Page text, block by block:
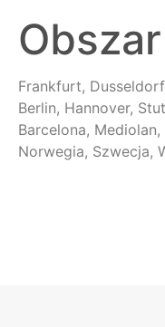
Frankfurt,
Berlin, Hannover,
Barcelona,
Norwegia, Szwecja,